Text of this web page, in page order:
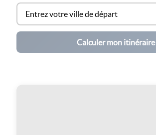
Calculer mon itinéraire